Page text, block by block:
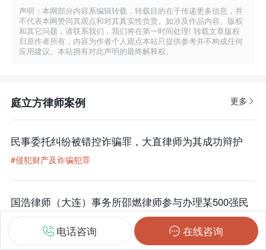
电话咨询 在线咨询
声明：本网部分内容系编辑转载，转载目的在于传递更多信息，并
不代表本网赞同其观点和对其真实性负责。如涉及作品内容、版权
和其它问题，请联系我们，我们将在第一时间处理! 转载文章版权
归原作者所有，内容为作者个人观点本站只提供参考并不构成任何
应用建议。本站拥有对此声明的最终解释权。
庭立方律师案例 更多
民事委托纠纷被错控诈骗罪，大直律师为其成功辩护
#侵犯财产及诈骗犯罪
国浩律师（大连）事务所邵燃律师参与办理某500强民
营企业涉嫌集资诈骗罪案
#金融犯罪 #公司高管犯罪